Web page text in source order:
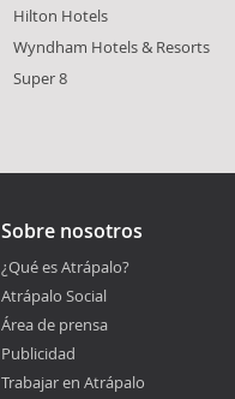
Hilton Hotels
Wyndham Hotels & Resorts
Super 8
Sobre nosotros
¿Qué es Atrápalo?
Atrápalo Social
Área de prensa
Publicidad
Trabajar en Atrápalo